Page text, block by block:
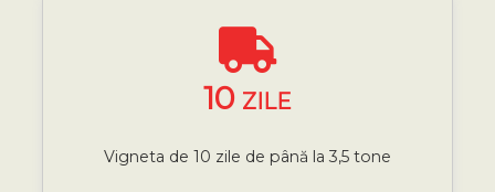
10 ZILE
Vigneta de 10 zile de până la 3,5 tone